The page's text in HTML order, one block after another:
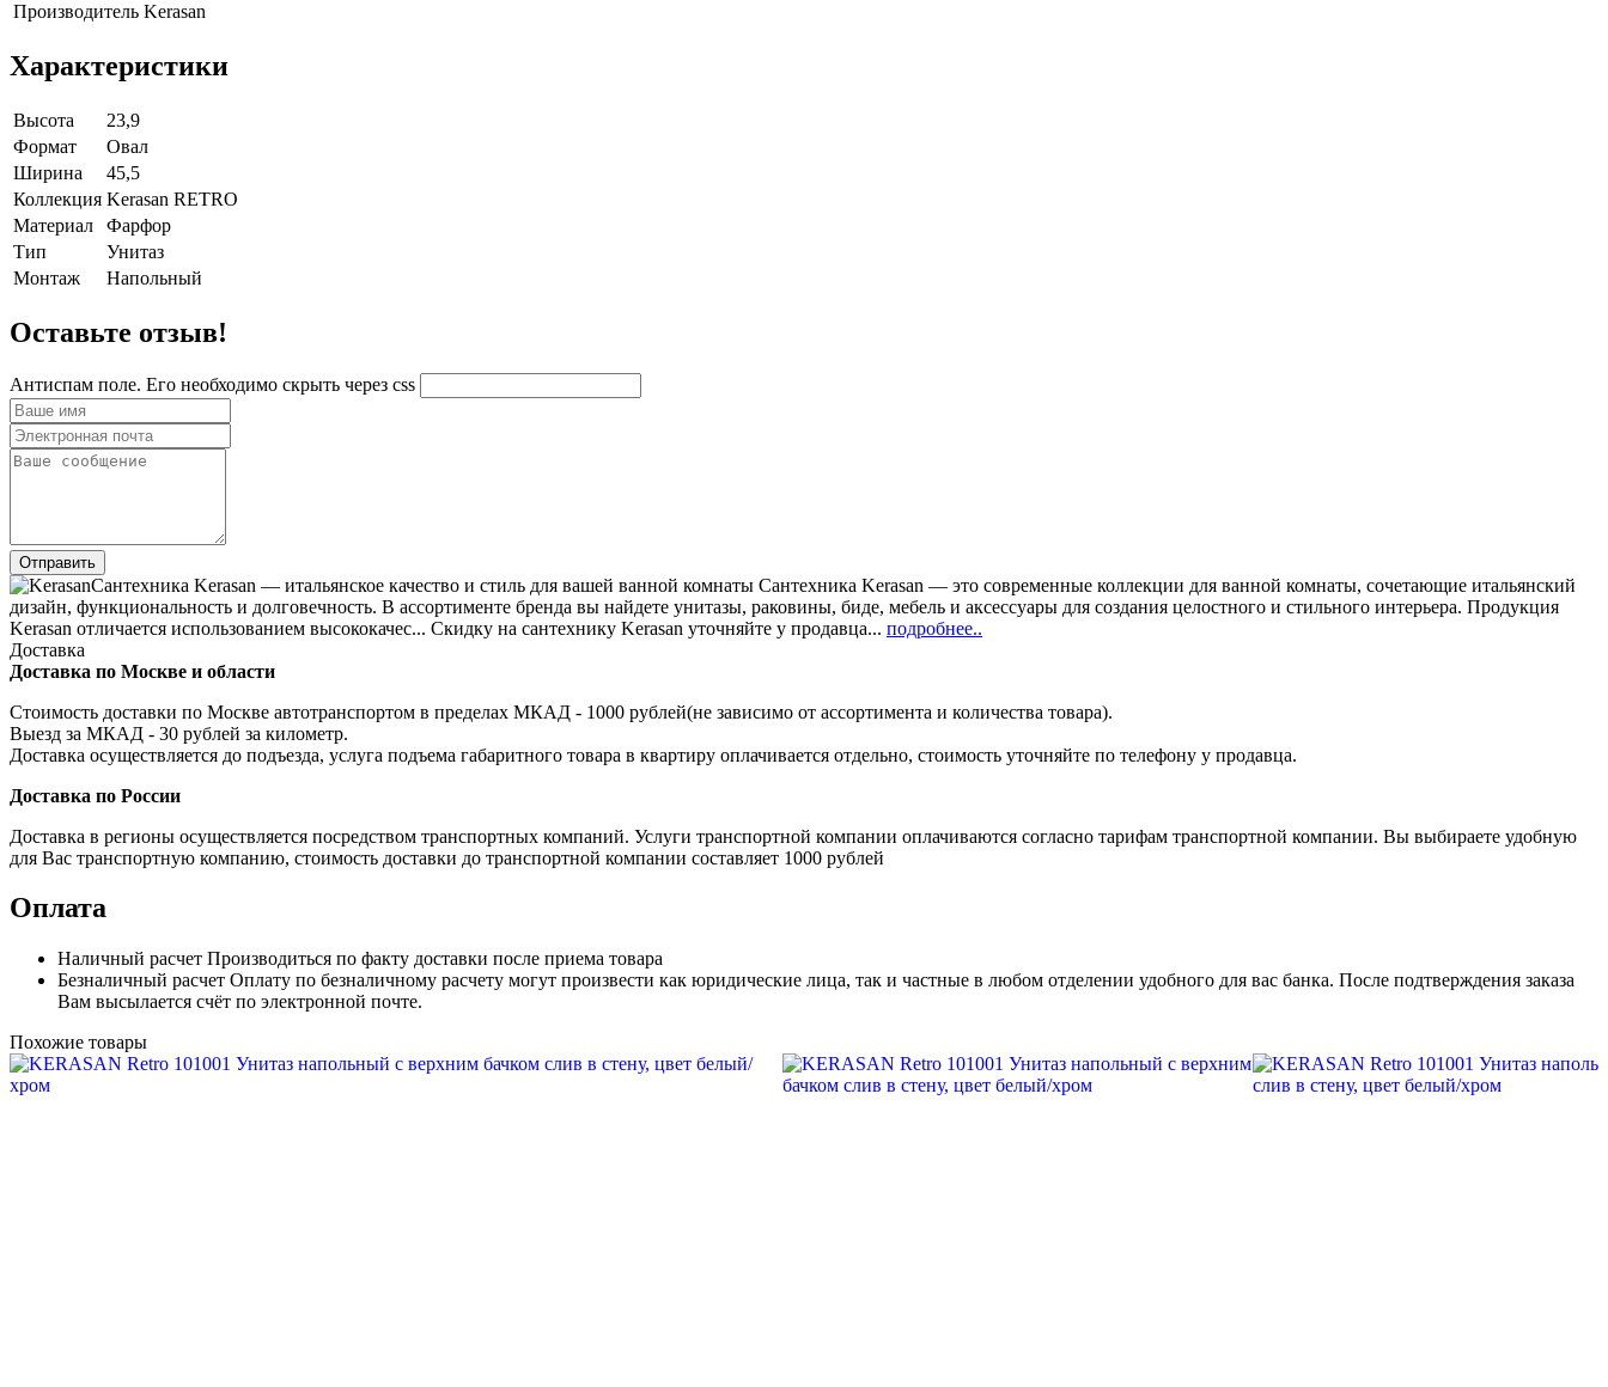
Производитель Kerasan
Характеристики
Высота
23,9
Формат
Овал
Ширина
45,5
Коллекция Kerasan RETRO
Материал
Фарфор
Тип
Унитаз
Монтаж
Напольный
Оставьте отзыв!
Антиспам поле. Его необходимо скрыть через css
Сантехника Kerasan — итальянское качество и стиль для вашей ванной комнаты Сантехника Kerasan — это современные коллекции для ванной комнаты, сочетающие итальянский
дизайн, функциональность и долговечность. В ассортименте бренда вы найдете унитазы, раковины, биде, мебель и аксессуары для создания целостного и стильного интерьера. Продукция
Kerasan отличается использованием высококачес... Скидку на сантехнику Kerasan уточняйте у продавца... подробнее..
Доставка
Доставка по Москве и области
Стоимость доставки по Москве автотранспортом в пределах МКАД - 1000 рублей(не зависимо от ассортимента и количества товара).
Выезд за МКАД - 30 рублей за километр.
Доставка осуществляется до подъезда, услуга подъема габаритного товара в квартиру оплачивается отдельно, стоимость уточняйте по телефону у продавца.
Доставка по России
Доставка в регионы осуществляется посредством транспортных компаний. Услуги транспортной компании оплачиваются согласно тарифам транспортной компании. Вы выбираете удобную
для Вас транспортную компанию, стоимость доставки до транспортной компании составляет 1000 рублей
Оплата
Наличный расчет Производиться по факту доставки после приема товара
Безналичный расчет Оплату по безналичному расчету могут произвести как юридические лица, так и частные в любом отделении удобного для вас банка. После подтверждения заказа
Вам высылается счёт по электронной почте.
Похожие товары